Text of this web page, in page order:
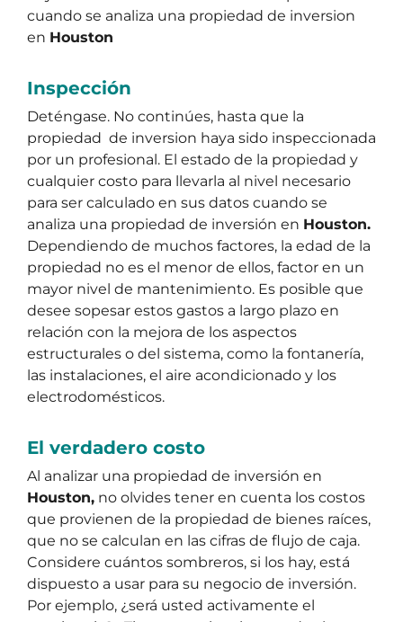
cuando se analiza una propiedad de inversion
en Houston
Inspección
Deténgase. No continúes, hasta que la
propiedad de inversion haya sido inspeccionada
por un profesional. El estado de la propiedad y
cualquier costo para llevarla al nivel necesario
para ser calculado en sus datos cuando se
analiza una propiedad de inversión en Houston.
Dependiendo de muchos factores, la edad de la
propiedad no es el menor de ellos, factor en un
mayor nivel de mantenimiento. Es posible que
desee sopesar estos gastos a largo plazo en
relación con la mejora de los aspectos
estructurales o del sistema, como la fontanería,
las instalaciones, el aire acondicionado y los
electrodomésticos.
El verdadero costo
Al analizar una propiedad de inversión en
Houston, no olvides tener en cuenta los costos
que provienen de la propiedad de bienes raíces,
que no se calculan en las cifras de flujo de caja.
Considere cuántos sombreros, si los hay, está
dispuesto a usar para su negocio de inversión.
Por ejemplo, ¿será usted activamente el